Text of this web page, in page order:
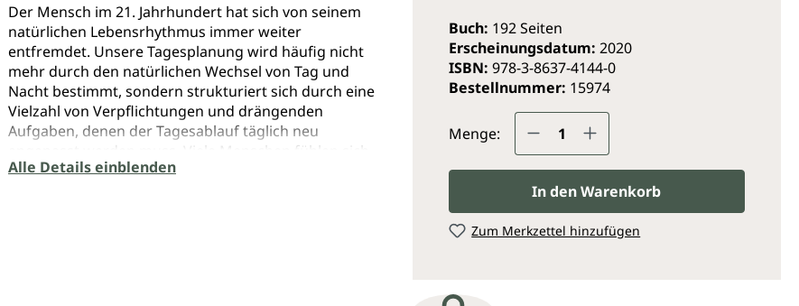
Der Mensch im 21. Jahrhundert hat sich von seinem
natürlichen Lebensrhythmus immer weiter
entfremdet. Unsere Tagesplanung wird häufig nicht
mehr durch den natürlichen Wechsel von Tag und
Nacht bestimmt, sondern strukturiert sich durch eine
Vielzahl von Verpflichtungen und drängenden
Aufgaben, denen der Tagesablauf täglich neu
angepasst werden muss. Viele Menschen fühlen sich
deshalb gehetzt, überreizt und irgendwann einfach
Alle Details einblenden
Buch: 192 Seiten
Erscheinungsdatum: 2020
ISBN: 978-3-8637-4144-0
Bestellnummer: 15974
Menge: Produkt Anzahl: Gib den
In den Warenkorb
Zum Merkzettel hinzufügen